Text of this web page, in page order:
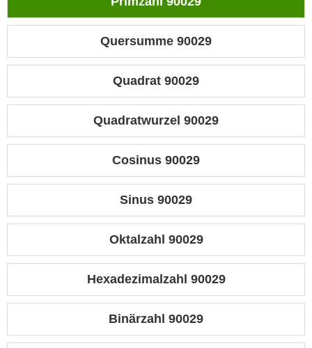
Quersumme 90029
Quadrat 90029
Quadratwurzel 90029
Cosinus 90029
Sinus 90029
Oktalzahl 90029
Hexadezimalzahl 90029
Binärzahl 90029